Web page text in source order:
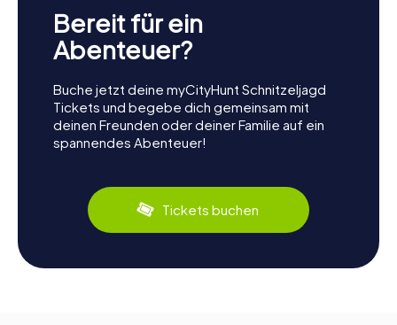
Bereit für ein
Abenteuer?
Buche jetzt deine myCityHunt Schnitzeljagd
Tickets und begebe dich gemeinsam mit
deinen Freunden oder deiner Familie auf ein
spannendes Abenteuer!
Tickets buchen